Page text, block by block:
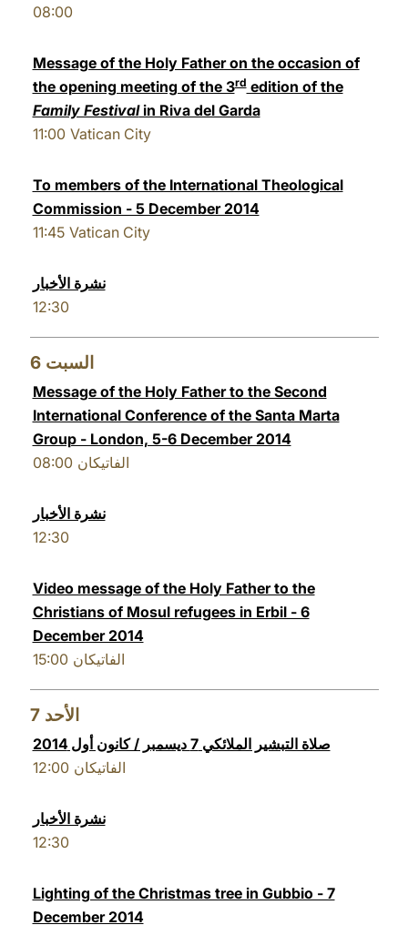
08:00
Message of the Holy Father on the occasion of
the opening meeting of the 3rdedition of the
Family Festivalin Riva del Garda
11:00 Vatican City
To members of the International Theological
Commission - 5 December 2014
11:45 Vatican City
نشرة الأخبار
12:30
6 السبت
Message of the Holy Father to the Second
International Conference of the Santa Marta
Group - London, 5-6 December 2014
08:00 الفاتيكان
نشرة الأخبار
12:30
Video message of the Holy Father to the
Christians of Mosul refugees in Erbil - 6
December 2014
15:00 الفاتيكان
7 الأحد
صلاة التبشير الملائكي 7 ديسمبر / كانون أول 2014
12:00 الفاتيكان
نشرة الأخبار
12:30
Lighting of the Christmas tree in Gubbio - 7
December 2014